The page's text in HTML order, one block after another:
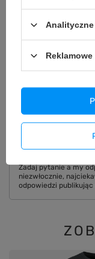
Potrzebujesz
Zadaj pytanie a my
niezwłocznie,
odpowiedzi publikując